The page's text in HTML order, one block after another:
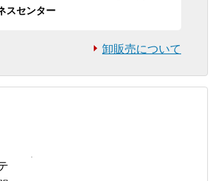
スセンター
卸販売について